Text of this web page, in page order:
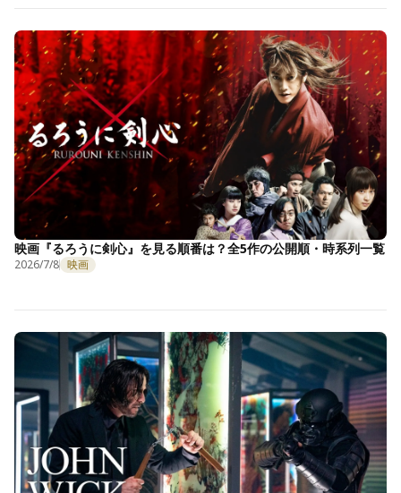
映画『るろうに剣心』を見る順番は？全5作の公開順・時系列一覧
2026/7/8 映画